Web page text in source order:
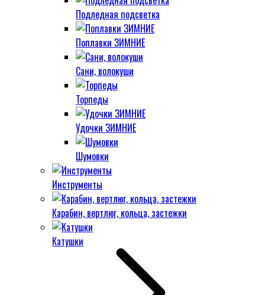
Подледная подсветка
Поплавки ЗИМНИЕ
Сани, волокуши
Торпеды
Удочки ЗИМНИЕ
Шумовки
Инструменты
Карабин, вертлюг, кольца, застежки
Катушки